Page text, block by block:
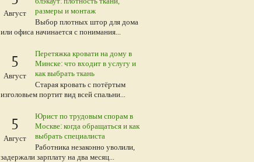
Август
размеры и монтаж
Выбор плотных штор для дома
или офиса начинается с понимания...
5
Август
Перетяжка кровати на дому в
Минске: что входит в услугу и
как выбрать ткань
Старая кровать с потёртым
изголовьем портит вид всей спальни...
5
Август
Юрист по трудовым спорам в
Москве: когда обращаться и как
выбрать специалиста
Работника незаконно уволили,
задержали зарплату на два месяц...